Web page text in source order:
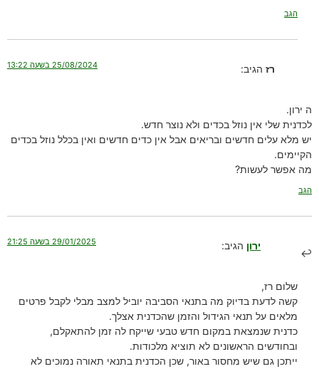
הגב
רז הגיב: 25/08/2024 בשעה 13:22
ה ירון.
לכדנית שלי אין נוזל בכדים ולא נוצר חדש.
יש מלא עלים חדשים ובריאים אבל אין כדים חדשים ואין בכלל נוזל בכדים
הקיימים.
מה אפשר לעשות?
הגב
ירון הגיב: 29/01/2025 בשעה 21:25
שלום רז,
קשה לדעת בדיוק מה בתנאי הסביבה יוביל למצב מבלי לקבל פרטים
מלאים על תנאי הגידול והזמן שהכדנית אצלך.
כדנית שנמצאת במקום חדש טבעי שייקח לה זמן להתאקלם,
ובחודשים הראשונים לא תוציא מלכודות.
ייתכן גם שיש מחסור באור, שכן הכדנית בתנאי תאורה נמוכים לא